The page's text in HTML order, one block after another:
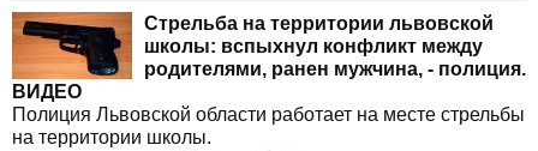
Стрельба на территории львовской
школы: вспыхнул конфликт между
родителями, ранен мужчина, - полиция.
ВИДЕО
Полиция Львовской области работает на месте стрельбы
на территории школы.